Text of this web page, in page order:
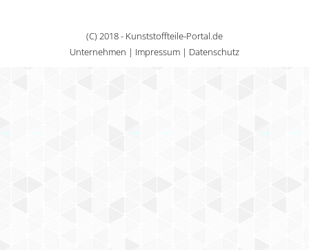
(C) 2018 - Kunststoffteile-Portal.de
Unternehmen | Impressum | Datenschutz